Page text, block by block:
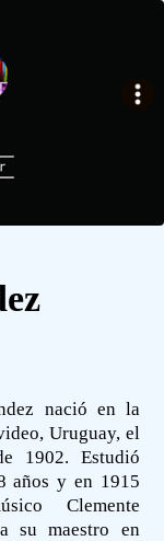
nació en la
Uruguay, el
1902. Estudió
años y en 1915
Clemente
su maestro en